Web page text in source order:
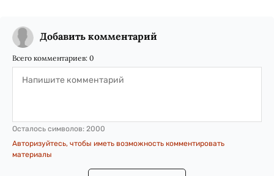
Добавить комментарий
Всего комментариев: 0
Осталось символов: 2000
Авторизуйтесь, чтобы иметь возможность комментировать
материалы